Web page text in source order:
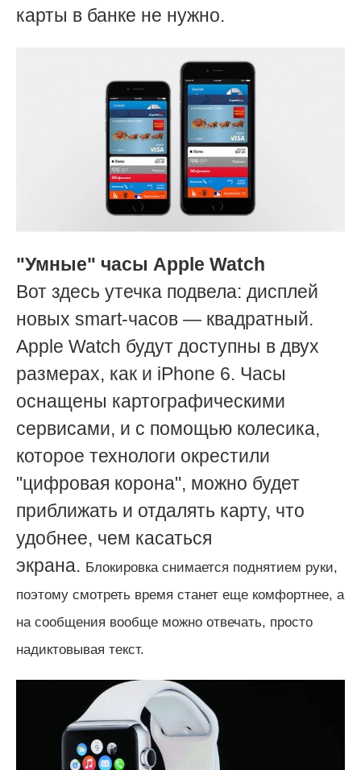
карты в банке не нужно.
"Умные" часы Apple Watch
Вот здесь утечка подвела: дисплей
новых smart-часов — квадратный.
Apple Watch будут доступны в двух
размерах, как и iPhone 6. Часы
оснащены картографическими
сервисами, и с помощью колесика,
которое технологи окрестили
"цифровая корона", можно будет
приближать и отдалять карту, что
удобнее, чем касаться
экрана. Блокировка снимается поднятием руки,
поэтому смотреть время станет еще комфортнее, а
на сообщения вообще можно отвечать, просто
надиктовывая текст.